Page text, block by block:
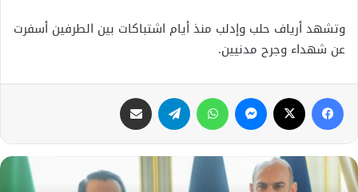
وتشهد أرياف حلب وإدلب منذ أيام اشتباكات بين الطرفين أسفرت
عن شهداء وجرح مدنيين.
فيسبوك ماسنجر واتساب تيلقرام